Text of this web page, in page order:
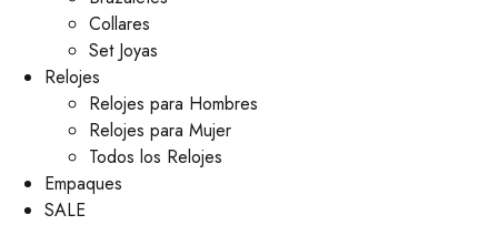
Collares
Set Joyas
Relojes
Relojes para Hombres
Relojes para Mujer
Todos los Relojes
Empaques
SALE